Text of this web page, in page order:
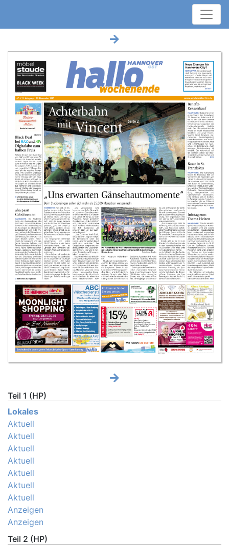
Teil 1 (HP)
Lokales
Aktuell
Aktuell
Aktuell
Aktuell
Aktuell
Aktuell
Aktuell
Anzeigen
Anzeigen
Teil 2 (HP)